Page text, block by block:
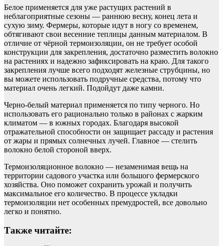
Белое применяется для уже растущих растений в
неблагоприятные сезоны — раннюю весну, конец лета и
сухую зиму. Фермеры, которые идут в ногу со временем,
обтягивают свои весенние теплицы данным материалом. В
отличие от чёрной термоизоляции, он не требует особой
конструкции для закрепления, достаточно разместить волокно
на растениях и надежно зафиксировать на краю. Для такого
закрепления лучше всего подходят железные струбцины, но
вы можете использовать подручные средства, потому что
материал очень легкий. Подойдут даже камни.
Черно-белый материал применяется по типу черного. Но
использовать его рационально только в районах с жарким
климатом — в южных городах. Благодаря высокой
отражательной способности он защищает рассаду и растения
от жары и прямых солнечных лучей. Главное — стелить
волокно белой стороной вверх.
Термоизоляционное волокно — незаменимая вещь на
территории садового участка или большого фермерского
хозяйства. Оно поможет сохранить урожай и получить
максимальное его количество. В процессе укладки
термоизоляции нет особенных премудростей, все довольно
легко и понятно.
Также читайте: